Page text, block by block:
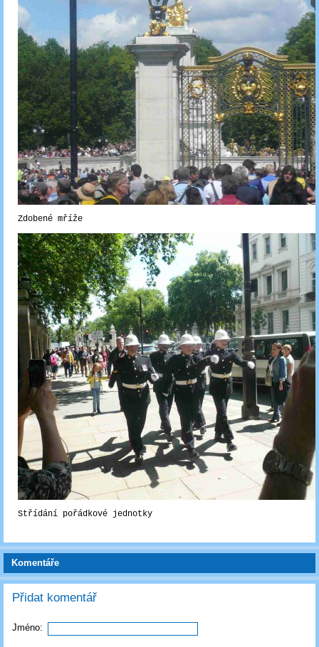
Zdobené mříže
Střídání pořádkové jednotky
Komentáře
Přidat komentář
Jméno: